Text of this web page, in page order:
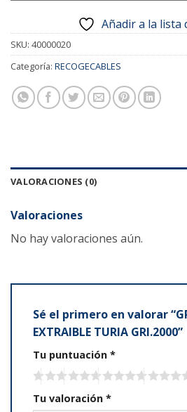
Añadir a la lista
SKU: 40000020
Categoría: RECOGECABLES
VALORACIONES (0)
Valoraciones
No hay valoraciones aún.
Sé el primero en valorar
EXTRAIBLE TURIA GRI.2000”
Tu puntuación *
Tu valoración *